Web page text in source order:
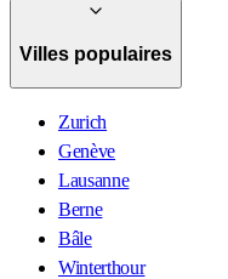
Villes populaires
Zurich
Genève
Lausanne
Berne
Bâle
Winterthour